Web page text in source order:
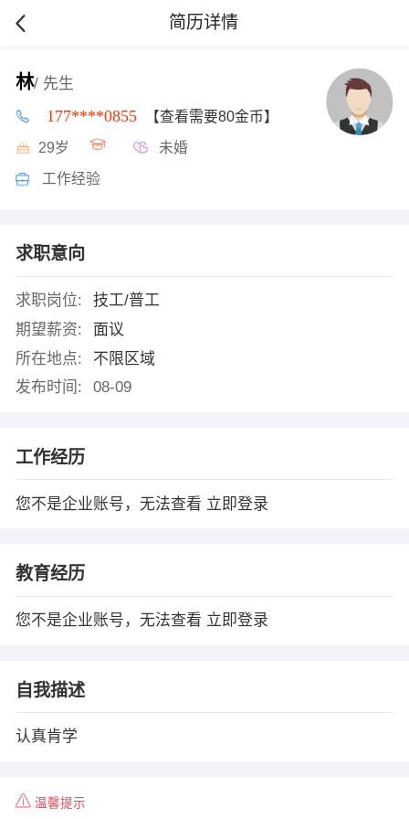
简历详情
林/ 先生
177****0855 【查看需要80金币】
29岁 未婚
工作经验
求职意向
求职岗位:
技工/普工
期望薪资:
面议
所在地点:
不限区域
发布时间:
08-09
工作经历
您不是企业账号，无法查看 立即登录
教育经历
您不是企业账号，无法查看 立即登录
自我描述
认真肯学
温馨提示